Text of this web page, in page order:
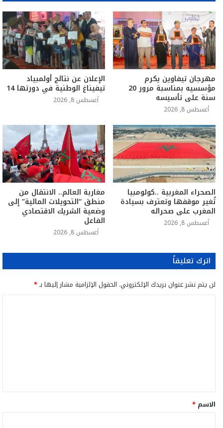
مهرجان تيفاوين يكرم
مؤسسيه بمناسبة مرور 20
سنة على تأسيسه
أغسطس 8, 2026
الإعلان عن نتائج أولمبياد
تيفيناغ الوطنية في دورتها 14
أغسطس 8, 2026
الصحراء المغربية ..كولومبيا
تُغير موقفها وتعترف بسيادة
المغرب على صحرائه
أغسطس 8, 2026
مغاربة العالم.. الانتقال من
منطق “التحويلات المالية” إلى
وضعية الشريك الاقتصادي
الفاعل
أغسطس 8, 2026
اترك تعليقاً
لن يتم نشر عنوان بريدك الإلكتروني. الحقول الإلزامية مشار إليها بـ*
ق
*
الاسم *